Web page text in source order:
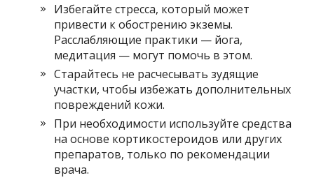
Избегайте стресса, который может
привести к обострению экземы.
Расслабляющие практики — йога,
медитация — могут помочь в этом.
Старайтесь не расчесывать зудящие
участки, чтобы избежать дополнительных
повреждений кожи.
При необходимости используйте средства
на основе кортикостероидов или других
препаратов, только по рекомендации
врача.